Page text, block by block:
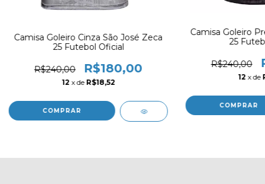
Camisa Goleiro Cinza São José Zeca
25 Futebol Oficial
R$240,00 R$180,00
12 x de R$18,52
COMPRAR
Camisa Goleiro
25
R$240,00
12 x de
COMPRAR